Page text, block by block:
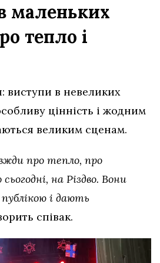
маленьких
тепло і
виступи в невеликих
цінність і жодним
великим сценам.
про тепло, про
на Різдво. Вони
і дають
співак.